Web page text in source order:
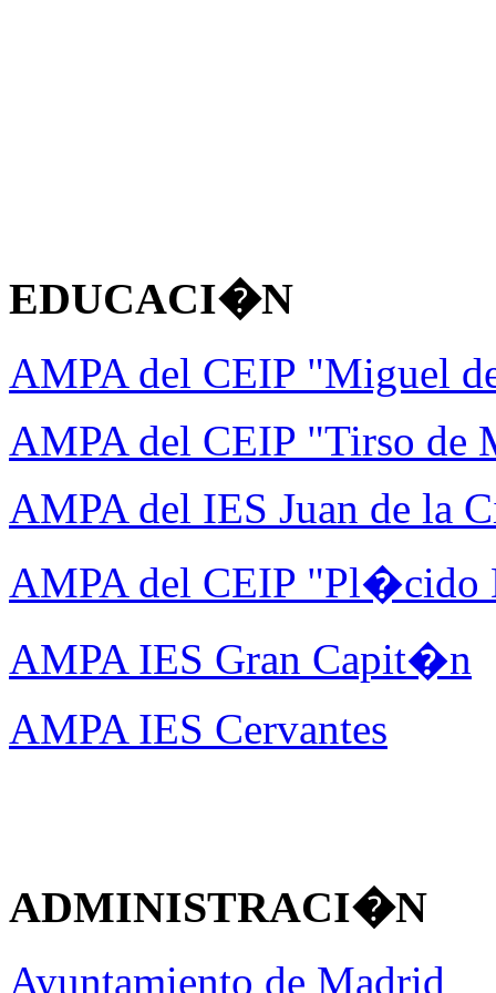
EDUCACI�N
AMPA del CEIP "Miguel
AMPA del CEIP "Tirso de
AMPA del IES Juan de la
AMPA del CEIP "Pl�cido
AMPA IES Gran Capit�n
AMPA IES Cervantes
ADMINISTRACI�N
Ayuntamiento de Madrid